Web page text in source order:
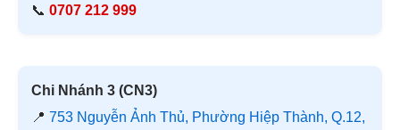
📞 0707 212 999
Chi Nhánh 3 (CN3)
📍 753 Nguyễn Ảnh Thủ, Phường Hiệp Thành, Q.12,